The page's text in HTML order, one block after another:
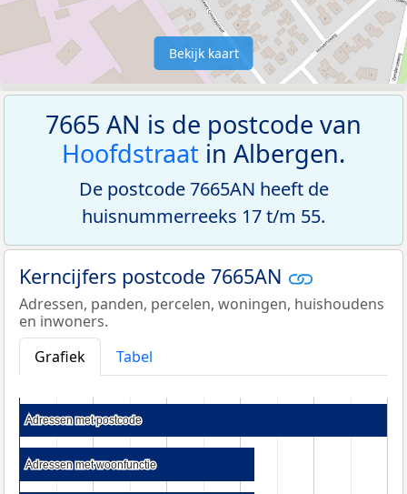
Bekijk kaart
7665 AN is de postcode van
Hoofdstraat in Albergen.
De postcode 7665AN heeft de
huisnummerreeks 17 t/m 55.
Kerncijfers postcode 7665AN
Adressen, panden, percelen, woningen, huishoudens
en inwoners.
Grafiek
Tabel
Adressen met postcode
Adressen met postcode
Adressen met woonfunctie
Adressen met woonfunctie